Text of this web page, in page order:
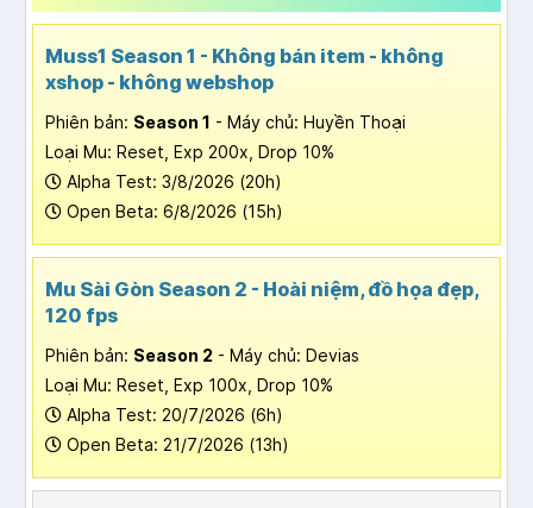
Muss1 Season 1 - Không bán item - không
xshop - không webshop
Phiên bản: Season 1 - Máy chủ: Huyền Thoại
Loại Mu: Reset, Exp 200x, Drop 10%
Alpha Test: 3/8/2026 (20h)
Open Beta: 6/8/2026 (15h)
Mu Sài Gòn Season 2 - Hoài niệm, đồ họa đẹp,
120 fps
Phiên bản: Season 2 - Máy chủ: Devias
Loại Mu: Reset, Exp 100x, Drop 10%
Alpha Test: 20/7/2026 (6h)
Open Beta: 21/7/2026 (13h)